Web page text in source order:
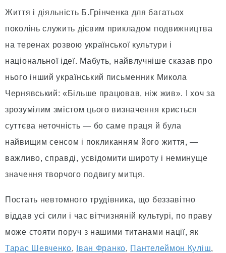
Життя і діяльність Б.Грінченка для багатьох
поколінь служить дієвим прикладом подвижництва
на теренах розвою української культури і
національної ідеї. Мабуть, найвлучніше сказав про
нього інший український письменник Микола
Чернявський: «Більше працював, ніж жив». І хоч за
зрозумілим змістом цього визначення криється
суттєва неточність — бо саме праця й була
найвищим сенсом і покликанням його життя, —
важливо, справді, усвідомити широту і неминуще
значення творчого подвигу митця.
Постать невтомного трудівника, що беззавітно
віддав усі сили і час вітчизняній культурі, по праву
може стояти поруч з нашими титанами нації, як
Тарас Шевченко, Іван Франко, Пантелеймон Куліш,